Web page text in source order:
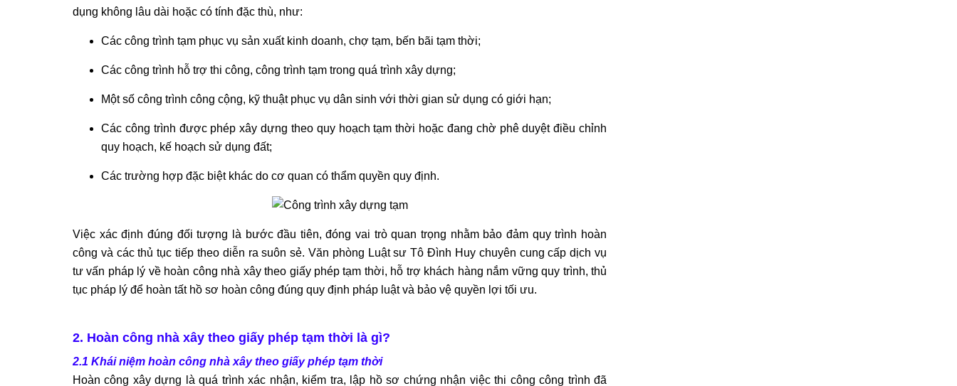
dụng không lâu dài hoặc có tính đặc thù, như:
Các công trình tạm phục vụ sản xuất kinh doanh, chợ tạm, bến bãi tạm thời;
Các công trình hỗ trợ thi công, công trình tạm trong quá trình xây dựng;
Một số công trình công cộng, kỹ thuật phục vụ dân sinh với thời gian sử dụng có giới hạn;
Các công trình được phép xây dựng theo quy hoạch tạm thời hoặc đang chờ phê duyệt điều chỉnh
quy hoạch, kế hoạch sử dụng đất;
Các trường hợp đặc biệt khác do cơ quan có thẩm quyền quy định.
Việc xác định đúng đối tượng là bước đầu tiên, đóng vai trò quan trọng nhằm bảo đảm quy trình hoàn
công và các thủ tục tiếp theo diễn ra suôn sẻ. Văn phòng Luật sư Tô Đình Huy chuyên cung cấp dịch vụ
tư vấn pháp lý về hoàn công nhà xây theo giấy phép tạm thời, hỗ trợ khách hàng nắm vững quy trình, thủ
tục pháp lý để hoàn tất hồ sơ hoàn công đúng quy định pháp luật và bảo vệ quyền lợi tối ưu.
2. Hoàn công nhà xây theo giấy phép tạm thời là gì?
2.1 Khái niệm hoàn công nhà xây theo giấy phép tạm thời
Hoàn công xây dựng là quá trình xác nhận, kiểm tra, lập hồ sơ chứng nhận việc thi công công trình đã